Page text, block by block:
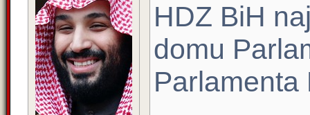
HDZ BiH
domu
Parlamenta